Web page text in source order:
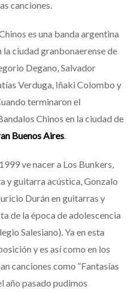
canciones.
es una banda argentina
ciudad granbonaerense de
Degano, Salvador
Verduga, Iñaki Colombo y
terminaron el
Chinos en la ciudad de
Buenos Aires
ve nacer a Los Bunkers,
y guitarra acústica, Gonzalo
Durán en guitarras y
de la época de adolescencia
Salesiano). Ya en esta
y es así como en los
canciones como “Fantasías
año pasado pudimos